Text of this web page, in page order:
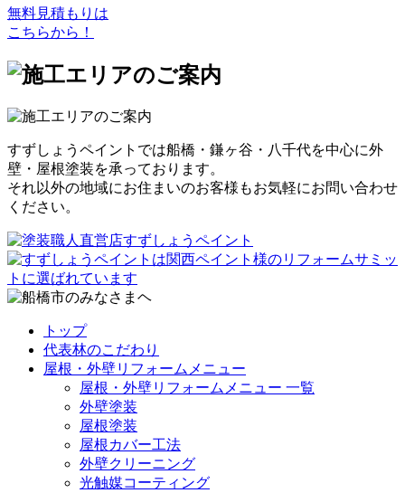
無料見積もりは
こちらから！
すずしょうペイントでは船橋・鎌ヶ谷・八千代を中心に外
壁・屋根塗装を承っております。
それ以外の地域にお住まいのお客様もお気軽にお問い合わせ
ください。
トップ
代表林のこだわり
屋根・外壁リフォームメニュー
屋根・外壁リフォームメニュー 一覧
外壁塗装
屋根塗装
屋根カバー工法
外壁クリーニング
光触媒コーティング